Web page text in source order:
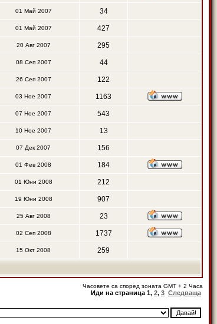
01 Май 2007 34
01 Май 2007 427
20 Авг 2007 295
08 Сеп 2007 44
26 Сеп 2007 122
03 Ное 2007 1163
07 Ное 2007 543
10 Ное 2007 13
07 Дек 2007 156
01 Фев 2008 184
01 Юни 2008 212
19 Юни 2008 907
25 Авг 2008 23
02 Сеп 2008 1737
15 Окт 2008 259
Часовете са според зоната GMT + 2 Часа
Иди на страница 1, 2, 3 Следваща